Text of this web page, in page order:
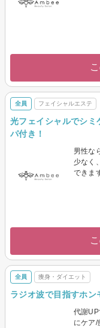
全員 フェイシャルエステ
光フェイシャルでシ
パ付き！
男性な
少なく
できま
全員 痩身・ダイエット
ラジオ波で目指すホン
代謝
にケア